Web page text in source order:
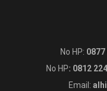
No HP:
No HP: 0812
Email: